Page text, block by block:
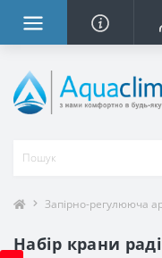
Запірно-регулююча
Набір крани